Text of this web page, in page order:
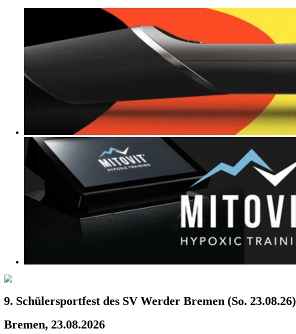
9. Schülersportfest des SV Werder Bremen (So. 23.08.26)
Bremen, 23.08.2026